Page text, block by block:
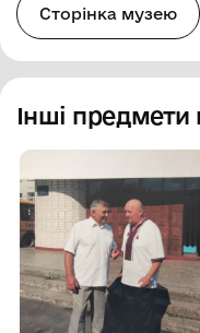
Сторінка музею
Інші